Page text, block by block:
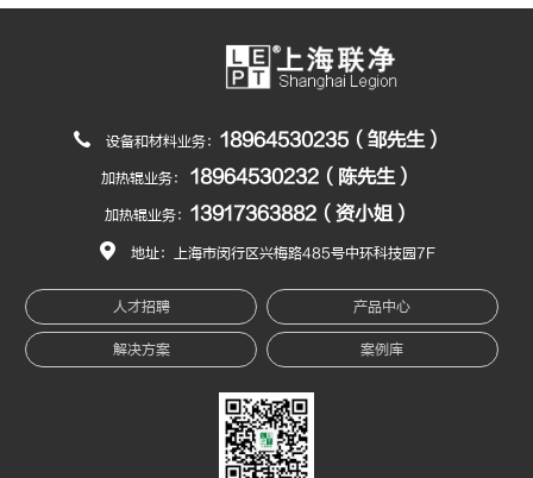
设备和材料业务： 18964530235（邹先生）
加热辊业务： 18964530232（陈先生）
加热辊业务： 13917363882（资小姐）
地址：上海市闵行区兴梅路485号中环科技园7F
人才招聘 产品中心
解决方案 案例库